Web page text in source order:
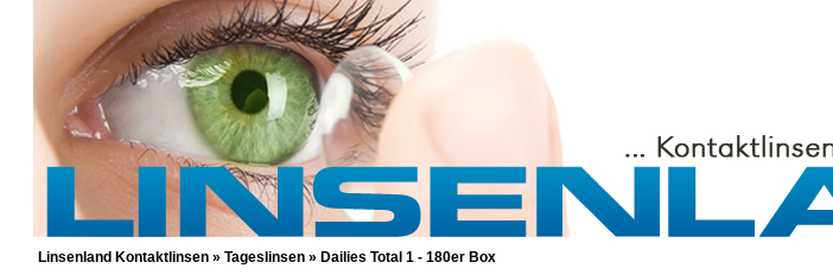
GÜNSTIGE KONTAKTLINSEN UND PFLEGEMITTEL
Linsenland Kontaktlinsen » Tageslinsen » Dailies Total 1 - 180er Box